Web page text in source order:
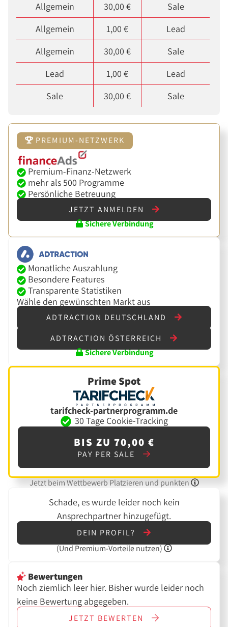
Allgemein
30,00 €
Sale
Allgemein
1,00 €
Lead
Allgemein
30,00 €
Sale
Lead
1,00 €
Lead
Sale
30,00 € Sale
PREMIUM-NETZWERK
Premium-Finanz-Netzwerk
mehr als 500 Programme
Persönliche Betreuung
JETZT ANMELDEN
Sichere Verbindung
Monatliche Auszahlung
Besondere Features
Transparente Statistiken
Wähle den gewünschten Markt aus
ADTRACTION DEUTSCHLAND
ADTRACTION ÖSTERREICH
Sichere Verbindung
Prime Spot
tarifcheck-partnerprogramm.de
30 Tage Cookie-Tracking
BIS ZU 70,00 €
PAY PER SALE
Jetzt beim Wettbewerb Platzieren und punkten
Schade, es wurde leider noch kein
Ansprechpartner hinzugefügt.
DEIN PROFIL?
(UndPremium-Vorteile nutzen)
Bewertungen
Noch ziemlich leer hier. Bisher wurde leider noch
keine Bewertung abgegeben.
JETZT BEWERTEN